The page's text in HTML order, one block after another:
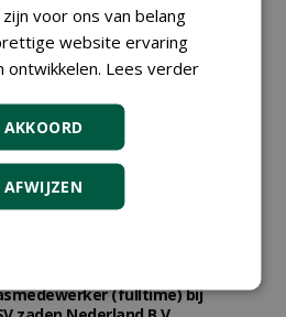
Nederland B.V.
(fulltime) bij
voor ons van belang
website ervaring
ontwikkelen. Lees verder
AKKOORD
AFWIJZEN